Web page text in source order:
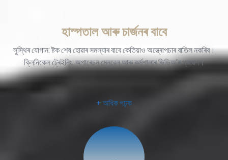
হাস্পতাল আৰু চাৰ্জনৰ বাবে
সুস্থিৰ যোগান: ষ্টক শেষ হোৱাৰ সমস্যাৰ বাবে কেতিয়াও অস্ত্ৰোপচাৰ বাতিল নকৰিব।
ক্লিনিকেল ট্ৰেইনিং: অপাৰেচন মেনুৱেল আৰু কৰ্মশালাৰ ভিডিঅ’ৰ প্ৰৱেশ।
+ অধিক পঢ়ক